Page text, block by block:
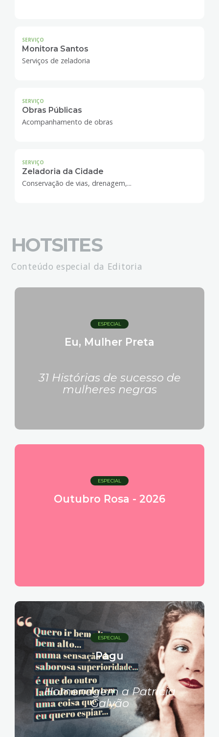
SERVIÇO
Monitora Santos
Serviços de zeladoria
SERVIÇO
Obras Públicas
Acompanhamento de obras
SERVIÇO
Zeladoria da Cidade
Conservação de vias, drenagem,...
HOTSITES
Conteúdo especial da Editoria
ESPECIAL
Eu, Mulher Preta
31 Histórias de sucesso de
mulheres negras
ESPECIAL
Outubro Rosa - 2026
ESPECIAL
Pagu
Homenagem a Patrícia
Galvão